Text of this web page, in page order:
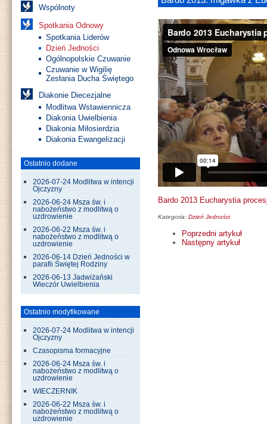
Wspólnoty
Spotkania Odnowy
Spotkania Liderów
Dzień Jedności
Ogólnopolskie Czuwanie
Czuwanie w Wigilię
Zesłania Ducha Świętego
Diakonie Diecezjalne
Modlitwa Wstawiennicza
Diakonia Uwielbienia
Diakonia Miłosierdzia
Diakonia Ewangelizacji
Ostatnio dodane
2026-07-24 Modlitwa w intencji
Ojczyzny
2026-06-24 Msza św. i
nabożeństwo z modlitwą o
uzdrowienie
2026-06-22 Msza św. i
nabożeństwo z modlitwą o
uzdrowienie
2026-06-14 Dzień Jedności w
parafii Świętej Rodziny
2026-06-13 Jadwiżański
Wieczór Uwielbienia
Ostatnio modyfikowane
2026-07-24 Modlitwa w intencji
Ojczyzny
Czasopisma formacyjne
2026-06-24 Msza św. i
nabożeństwo z modlitwą o
uzdrowienie
WIECZERNIK
2026-06-22 Msza św. i
nabożeństwo z modlitwą o
uzdrowienie
Bardo 2013 Eucharystia
Kategoria: Dzień Jedności
Poprzedni artykuł
Następny artykuł